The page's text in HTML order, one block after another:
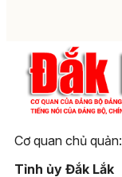
Cơ quan chủ quản:
Tỉnh ủy Đắk Lắk